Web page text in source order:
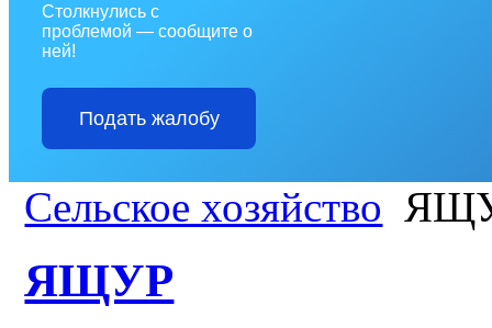
Столкнулись с
проблемой — сообщите о
ней!
Подать жалобу
Сельское хозяйство
ЯЩУР